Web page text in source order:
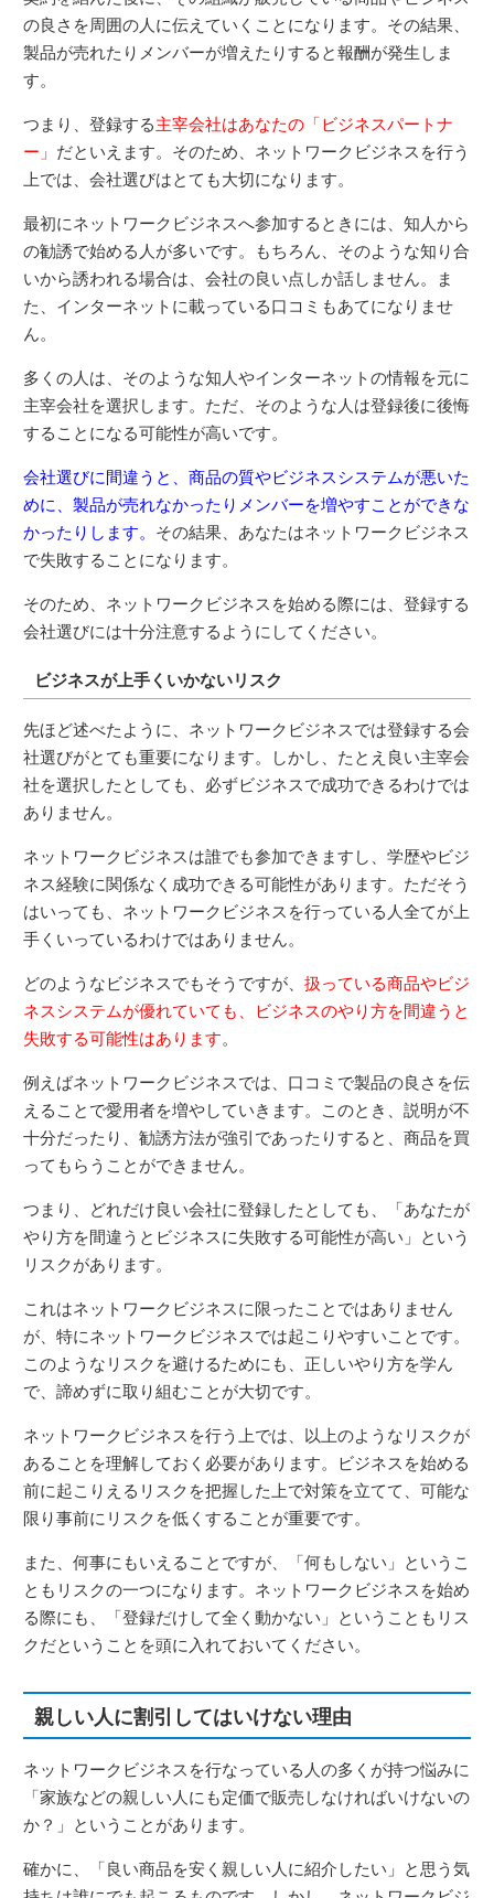
の良さを周囲の人に伝えていくことになります。その結果、
製品が売れたりメンバーが増えたりすると報酬が発生しま
す。
つまり、登録する主宰会社はあなたの「ビジネスパートナ
ー」 だといえます。そのため、ネットワークビジネスを行う
上では、会社選びはとても大切になります。
最初にネットワークビジネスへ参加するときには、知人から
の勧誘で始める人が多いです。もちろん、そのような知り合
いから誘われる場合は、会社の良い点しか話しません。ま
た、インターネットに載っている口コミもあてになりませ
ん。
多くの人は、そのような知人やインターネットの情報を元に
主宰会社を選択します。ただ、そのような人は登録後に後悔
することになる可能性が高いです。
会社選びに間違うと、商品の質やビジネスシステムが悪いた
めに、製品が売れなかったりメンバーを増やすことができな
かったりします。 その結果、あなたはネットワークビジネス
で失敗することになります。
そのため、ネットワークビジネスを始める際には、登録する
会社選びには十分注意するようにしてください。
ビジネスが上手くいかないリスク
先ほど述べたように、ネットワークビジネスでは登録する会
社選びがとても重要になります。しかし、たとえ良い主宰会
社を選択したとしても、必ずビジネスで成功できるわけでは
ありません。
ネットワークビジネスは誰でも参加できますし、学歴やビジ
ネス経験に関係なく成功できる可能性があります。ただそう
はいっても、ネットワークビジネスを行っている人全てが上
手くいっているわけではありません。
どのようなビジネスでもそうですが、扱っている商品やビジ
ネスシステムが優れていても、ビジネスのやり方を間違うと
失敗する可能性はあります。
例えばネットワークビジネスでは、口コミで製品の良さを伝
えることで愛用者を増やしていきます。このとき、説明が不
十分だったり、勧誘方法が強引であったりすると、商品を買
ってもらうことができません。
つまり、どれだけ良い会社に登録したとしても、「あなたが
やり方を間違うとビジネスに失敗する可能性が高い」という
リスクがあります。
これはネットワークビジネスに限ったことではありません
が、特にネットワークビジネスでは起こりやすいことです。
このようなリスクを避けるためにも、正しいやり方を学ん
で、諦めずに取り組むことが大切です。
ネットワークビジネスを行う上では、以上のようなリスクが
あることを理解しておく必要があります。ビジネスを始める
前に起こりえるリスクを把握した上で対策を立てて、可能な
限り事前にリスクを低くすることが重要です。
また、何事にもいえることですが、「何もしない」というこ
ともリスクの一つになります。ネットワークビジネスを始め
る際にも、「登録だけして全く動かない」ということもリス
クだということを頭に入れておいてください。
親しい人に割引してはいけない理由
ネットワークビジネスを行なっている人の多くが持つ悩みに
「家族などの親しい人にも定価で販売しなければいけないの
か？」ということがあります。
確かに、「良い商品を安く親しい人に紹介したい」と思う気